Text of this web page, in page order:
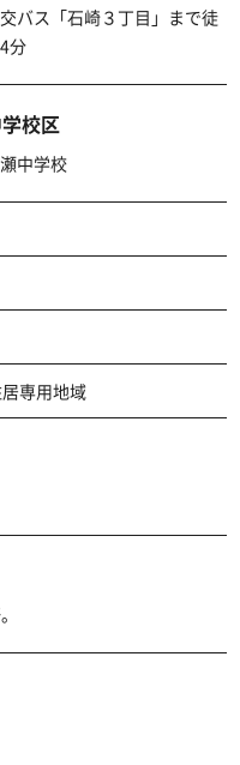
バス「石崎３丁目」まで徒
分
校区
中学校
専用地域